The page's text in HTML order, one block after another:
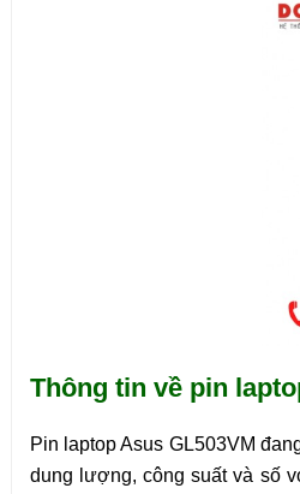
Thông tin về pin
Pin laptop Asus GL503VM
dung lượng, công suất và số